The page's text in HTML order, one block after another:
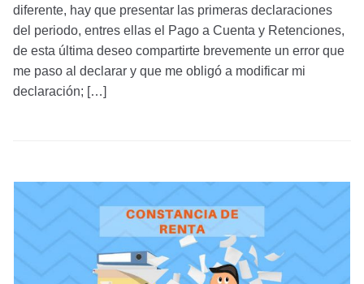
diferente, hay que presentar las primeras declaraciones
del periodo, entres ellas el Pago a Cuenta y Retenciones,
de esta última deseo compartirte brevemente un error que
me paso al declarar y que me obligó a modificar mi
declaración; […]